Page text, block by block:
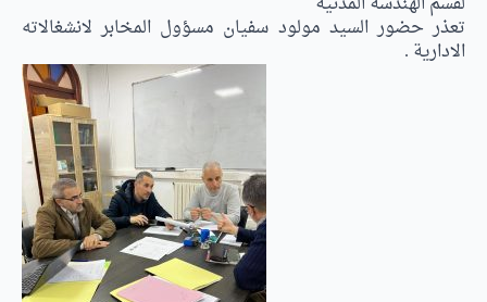
تعذر حضور السيد مولود سفيان مسؤول المخابر لانشغالاته
الادارية .